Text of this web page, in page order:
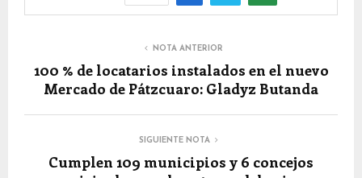
NOTA ANTERIOR
100 % de locatarios instalados en el nuevo
Mercado de Pátzcuaro: Gladyz Butanda
SIGUIENTE NOTA
Cumplen 109 municipios y 6 concejos